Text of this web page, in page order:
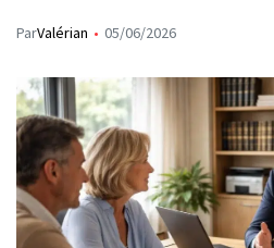
ParValérian 05/06/2026